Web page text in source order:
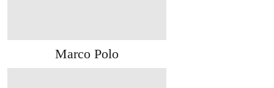
Marco Polo